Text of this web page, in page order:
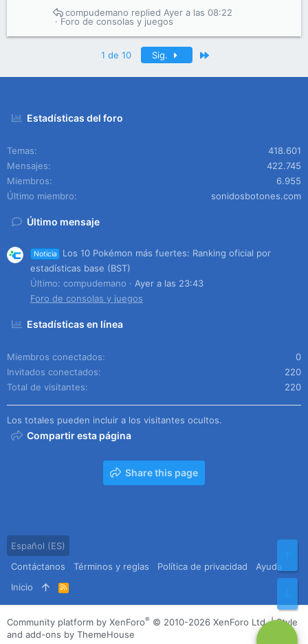
Foro de consolas y juegos
Ayer a las 08:22
compudemano
1 de 10 Sig.
Estadísticas del foro
Temas
418.601
Mensajes
422.745
Miembros
6.955
Último miembro
sonidosbotones.com
Último mensaje
Noticia
Los 10 Pokémon más fuertes: Ranking oficial por
estadísticas base (BST)
Último: compudemano
Ayer a las 23:43
Foro de consolas y juegos
Estadísticas en línea
Miembros conectados
0
Invitados conectados
220
Total de visitantes
220
Los totales pueden incluir a los visitantes ocultos.
Compartir esta página
Share this page
Español (ES)
Contáctanos
Términos y reglas Política de privacidad
Ayuda
Inicio
R
S
S
Community platform by XenForo® © 2010-2026 XenForo Ltd. |Style
and add-ons by ThemeHouse